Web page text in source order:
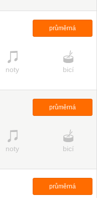
průměrná
noty bicí
průměrná
noty bicí
průměrná